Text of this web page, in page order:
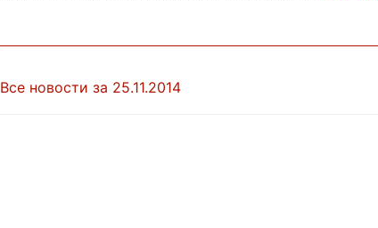
Все новости за 25.11.2014